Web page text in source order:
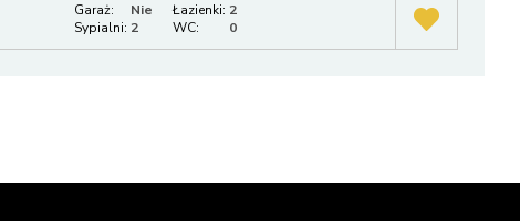
Garaż:
Nie
Sypialni: 2
Łazienki: 2
WC:
0